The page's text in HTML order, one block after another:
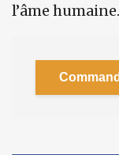
l’âme